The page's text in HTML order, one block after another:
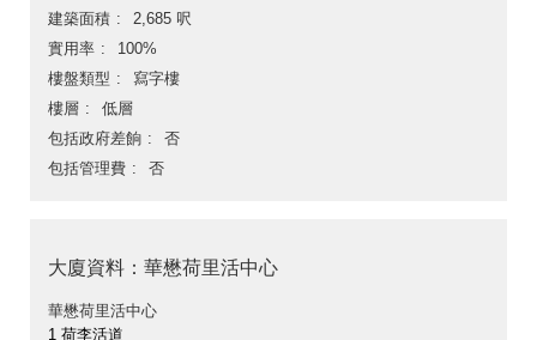
建築面積
2,685 呎
實用率
100%
樓盤類型
寫字樓
樓層
低層
包括政府差餉
否
包括管理費
否
大廈資料：華懋荷里活中心
華懋荷里活中心
1 荷李活道